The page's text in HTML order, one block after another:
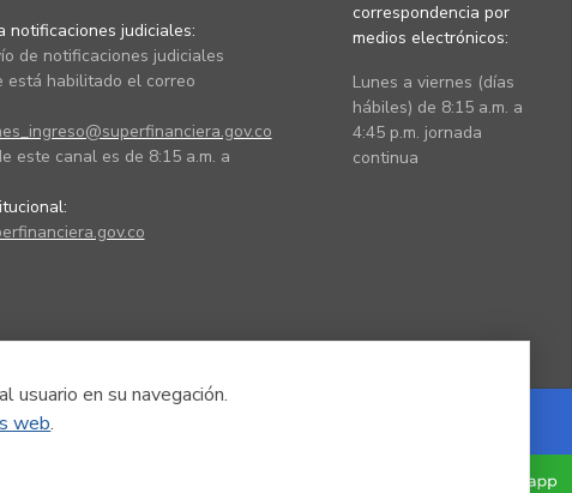
usuario en su navegación.
web.
notificaciones judiciales:
de notificaciones judiciales
está habilitado el correo
este canal es de 8:15 a.m. a
correspondencia por
medios electrónicos:
Lunes a viernes (días
hábiles) de 8:15 a.m. a
4:45 p.m. jornada
continua
Powered by Nexura